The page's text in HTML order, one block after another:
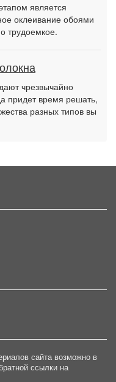
является
оклеивание обоями
трудоемкое.
чрезвычайно
придет время решать,
разных типов вы
сайта возможно в
ссылки на